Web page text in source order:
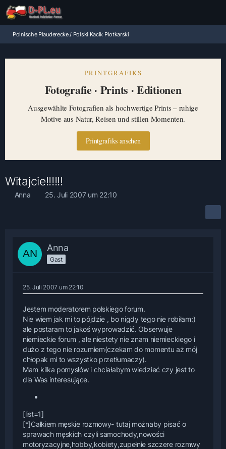
Polnische Plauderecke / Polski Kacik Plotkarski
PRINTGRAFIKS
Fotografie · Prints · Editionen
Ausgewählte Fotografien als hochwertige Prints – ruhige
Motive aus Natur, Reisen und stillen Momenten.
Printgrafiks ansehen
Witajcie!!!!!!
Anna 25. Juli 2007 um 22:10
Anna
Gast
25. Juli 2007 um 22:10
Jestem moderatorem polskiego forum.
Nie wiem jak mi to pójdzie , bo nigdy tego nie robiłam:)
ale postaram to jakoś wyprowadzić. Obserwuje
niemieckie forum , ale niestety nie znam niemieckiego i
dużo z tego nie rozumiem(czekam do momentu aż mój
chłopak mi to wszystko przetłumaczy).
Mam kilka pomysłów i chciałabym wiedzieć czy jest to
dla Was interesujące.
[list=1]
[*]Całkiem męskie rozmowy- tutaj możnaby pisać o
sprawach męskich czyli samochody,nowości
motoryzacyjne,hobby,kobiety,zupełnie szczere rozmwy